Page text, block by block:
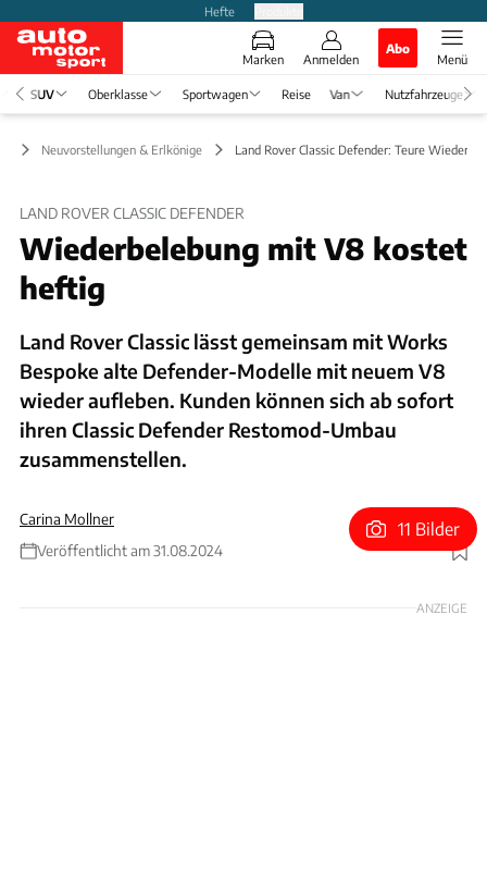
Hefte
Marken Anmelden
Abo
Menü
SUV Oberklasse Sportwagen Reise Van Nutzfahrzeuge
Neuvorstellungen & Erlkönige Land Rover Classic Defender: Teure
LAND ROVER CLASSIC DEFENDER
Wiederbelebung mit V8 kostet
heftig
Land Rover Classic lässt gemeinsam mit Works
Bespoke alte Defender-Modelle mit neuem V8
wieder aufleben. Kunden können sich ab sofort
ihren Classic Defender Restomod-Umbau
zusammenstellen.
Carina Mollner
Veröffentlicht am 31.08.2024
Foto: Land Rover
11 Bilder
ANZEIGE